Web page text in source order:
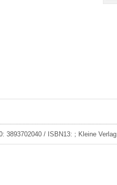
3893702040 / ISBN13: ; Kleine Verlag